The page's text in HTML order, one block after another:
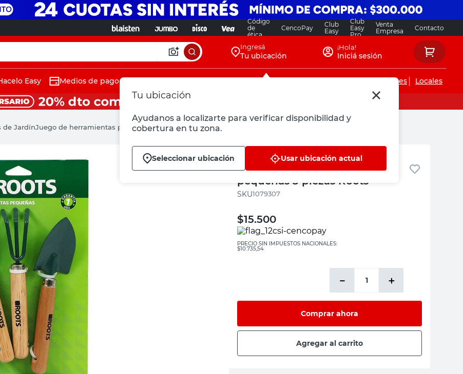
Código
de
ética
CencoPay
Club
Easy
Club
Easy
Pro
Venta
Empresa
Contacto
Ingresá
Tu ubicación
Tu ubicación
Ayudanos a localizarte para verificar disponibilidad y
cobertura en tu zona.
Seleccionar ubicación Usar ubicación actual
¡Hola!
Iniciá sesión
Easy Medios de pago Servicios de instalaciones Locales
de JardínJuego de herramientas pequeñas 3 piezas Roots
Juego de herramientas
pequeñas 3 piezas Roots
:1079307
$15.500
PRECIO SIN IMPUESTOS NACIONALES:
$10.735,54
＋
－
Comprar ahora
Agregar al carrito